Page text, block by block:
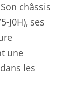
châssis
J0H), ses
une
les